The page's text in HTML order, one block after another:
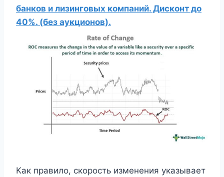
банков и лизинговых компаний. Дисконт до
40%. (без аукционов).
Как правило, скорость изменения указывает